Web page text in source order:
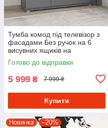
Тумба комод під телевізор з
фасадами Без ручок на 6
висувних ящиків на
телескопічних направляючих
Готово до відправки
5 999 ₴ 7 999 ₴
Купити
Новинка –20%